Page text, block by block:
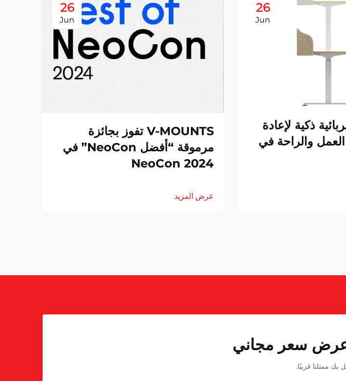
26
Jun
ذكية لإعادة
والراحة في
26
Jun
V-MOUNTS تفوز بجائزة
مرموقة “أفضل NeoCon” في
NeoCon 2024
عرض المزيد
سعر مجاني
بك ممثلنا قريبًا.